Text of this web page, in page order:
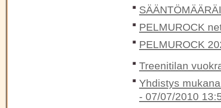
PELMUROCK
PELMUROCK
Treenitilan
Yhdistys
- 07/07/2010